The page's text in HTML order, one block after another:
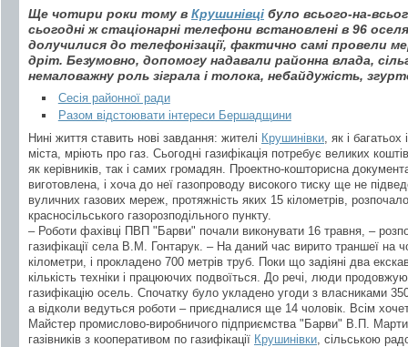
Ще чотири роки тому в Крушинівці було всього-на-
сьогодні ж стаціонарні телефони встановлені в 96
долучилися до телефонізації, фактично самі провели
дріт. Безумовно, допомогу надавали районна влада,
немаловажну роль зіграла і толока, небайдужість,
Сесія районної ради
Разом відстоювати інтереси Бершадщини
Нині життя ставить нові завдання: жителі Крушинівки , як і багатьох
міста, мріють про газ. Сьогодні газифікація потребує великих
як керівників, так і самих громадян. Проектно-кошторисна
виготовлена, і хоча до неї газопроводу високого тиску ще не
вуличних газових мереж, протяжність яких 15 кілометрів,
красносільського газорозподільного пункту.
– Роботи фахівці ПВП "Барви" почали виконувати 16 травня, –
газифікації села В.М. Гонтарук. – На даний час вирито траншеї на
кілометри, і прокладено 700 метрів труб. Поки що задіяні два
кількість техніки і працюючих подвоїться. До речі, люди
газифікацію осель. Спочатку було укладено угоди з власниками 350
а відколи ведуться роботи – приєдналися ще 14 чоловік. Всім
Майстер промислово-виробничого підприємства "Барви" В.П.
газівників з кооперативом по газифікації Крушинівки , сільською